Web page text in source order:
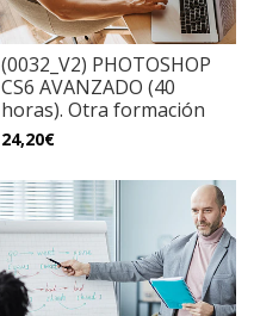
(0032_V2) PHOTOSHOP
CS6 AVANZADO (40
horas). Otra formación
24,20€